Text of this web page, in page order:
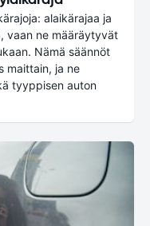
alaikärajaa ja
vaan ne määräytyvät
Nämä säännöt
maittain, ja ne
tyyppisen auton